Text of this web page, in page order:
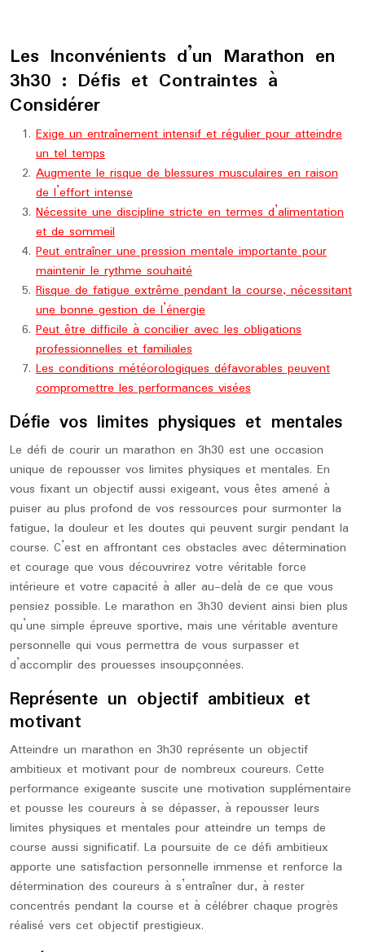
Les Inconvénients d’un Marathon en
3h30 : Défis et Contraintes à
Considérer
Exige un entraînement intensif et régulier pour atteindre
un tel temps
Augmente le risque de blessures musculaires en raison
de l’effort intense
Nécessite une discipline stricte en termes d’alimentation
et de sommeil
Peut entraîner une pression mentale importante pour
maintenir le rythme souhaité
Risque de fatigue extrême pendant la course, nécessitant
une bonne gestion de l’énergie
Peut être difficile à concilier avec les obligations
professionnelles et familiales
Les conditions météorologiques défavorables peuvent
compromettre les performances visées
Défie vos limites physiques et mentales
Le défi de courir un marathon en 3h30 est une occasion
unique de repousser vos limites physiques et mentales. En
vous fixant un objectif aussi exigeant, vous êtes amené à
puiser au plus profond de vos ressources pour surmonter la
fatigue, la douleur et les doutes qui peuvent surgir pendant la
course. C’est en affrontant ces obstacles avec détermination
et courage que vous découvrirez votre véritable force
intérieure et votre capacité à aller au-delà de ce que vous
pensiez possible. Le marathon en 3h30 devient ainsi bien plus
qu’une simple épreuve sportive, mais une véritable aventure
personnelle qui vous permettra de vous surpasser et
d’accomplir des prouesses insoupçonnées.
Représente un objectif ambitieux et
motivant
Atteindre un marathon en 3h30 représente un objectif
ambitieux et motivant pour de nombreux coureurs. Cette
performance exigeante suscite une motivation supplémentaire
et pousse les coureurs à se dépasser, à repousser leurs
limites physiques et mentales pour atteindre un temps de
course aussi significatif. La poursuite de ce défi ambitieux
apporte une satisfaction personnelle immense et renforce la
détermination des coureurs à s’entraîner dur, à rester
concentrés pendant la course et à célébrer chaque progrès
réalisé vers cet objectif prestigieux.